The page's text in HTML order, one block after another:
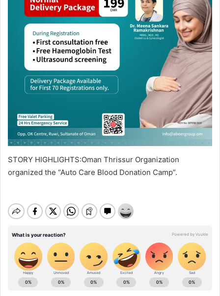
STORY HIGHLIGHTS:Oman Thrissur Organization
organized the “Auto Care Blood Donation Camp”.